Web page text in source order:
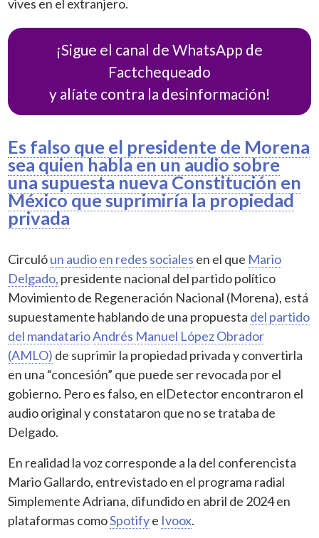
vives en el extranjero.
¡Sigue el canal de WhatsApp de
Factchequeado
y alíate contra la desinformación!
Es falso que el presidente de Morena
sea quien habla en un audio sobre
una supuesta nueva Constitución en
México que suprimiría la propiedad
privada
Circulóun audio en redes sociales en el que Mario
Delgado, presidente nacional del partido político
Movimiento de Regeneración Nacional (Morena), está
supuestamente hablando de una propuesta del partido
del mandatarioAndrés Manuel López Obrador
(AMLO) de suprimir la propiedad privada y convertirla
en una “concesión” que puede ser revocada por el
gobierno. Pero es falso, en elDetector encontraron el
audio original y constataron que no se trataba de
Delgado.
En realidad la voz corresponde a la del conferencista
Mario Gallardo, entrevistado en el programa radial
Simplemente Adriana, difundido en abril de 2024 en
plataformas comoSpotifye Ivoox.